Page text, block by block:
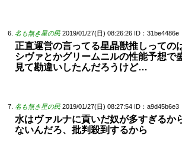
名も無き星の民 2019/01/27(日) 08:26:26 ID：31be4486e
正直運営の言ってる星晶獣推しっての
シヴァとかグリームニルの性能予想で
見て勘違いしたんだろうけど…
名も無き星の民 2019/01/27(日) 08:27:54 ID：a9d45b6e3
水はヴァルナに貢いだ奴が多すぎるか
ないんだろ、批判殺到するから